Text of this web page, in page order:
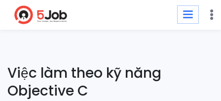
Việc làm theo kỹ năng
Objective C